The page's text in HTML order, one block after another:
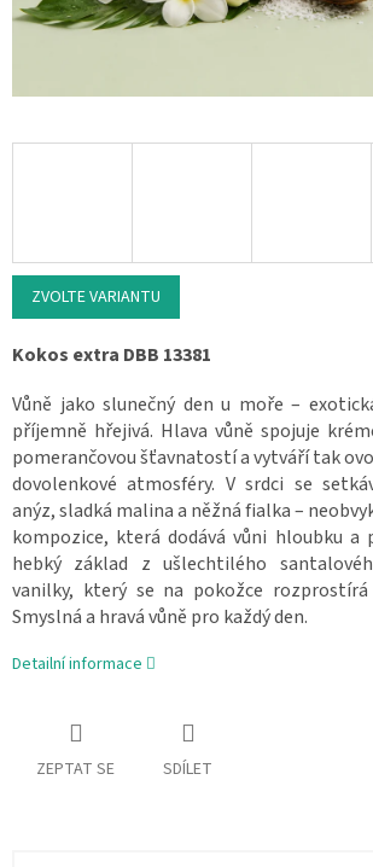
ZVOLTE VARIANTU
Kokos extra DBB 13381
Vůně jako slunečný den u moře –
příjemně hřejivá. Hlava vůně spojuje
pomerančovou šťavnatostí a vytváří tak
dovolenkové atmosféry. V srdci se
anýz, sladká malina a něžná fialka –
kompozice, která dodává vůni hloubku a
hebký základ z ušlechtilého
vanilky, který se na pokožce
Smyslná a hravá vůně pro každý den.
Detailní informace
ZEPTAT SE SDÍLET